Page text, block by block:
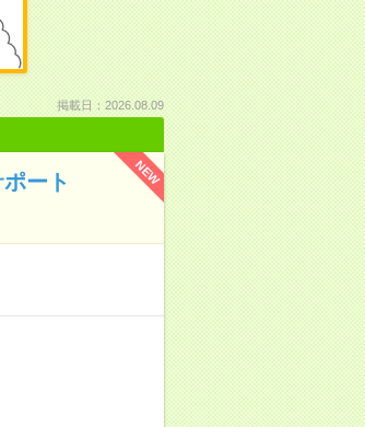
掲載日：2026.08.09
NEW
ート